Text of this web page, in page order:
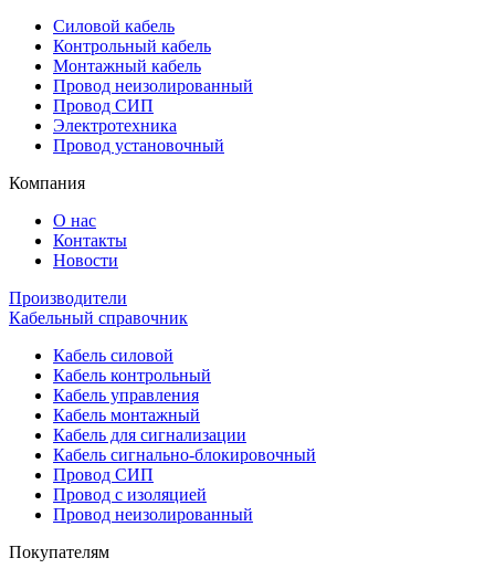
Силовой кабель
Контрольный кабель
Монтажный кабель
Провод неизолированный
Провод СИП
Электротехника
Провод установочный
Компания
О нас
Контакты
Новости
Производители
Кабельный справочник
Кабель силовой
Кабель контрольный
Кабель управления
Кабель монтажный
Кабель для сигнализации
Кабель сигнально-блокировочный
Провод СИП
Провод с изоляцией
Провод неизолированный
Покупателям